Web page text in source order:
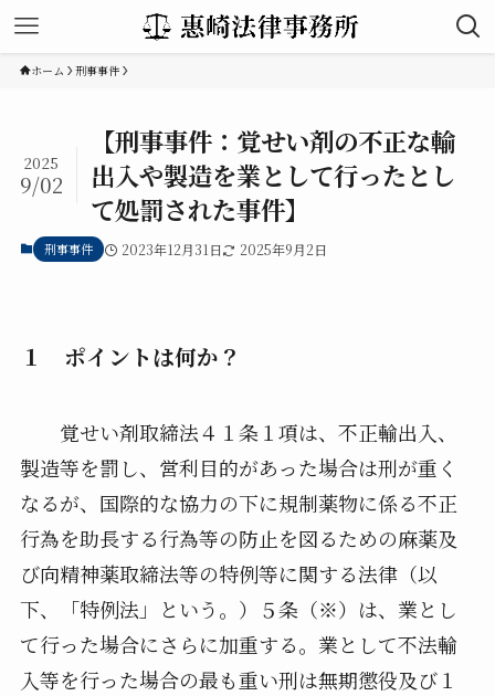
ホーム 刑事事件
【刑事事件：覚せい剤の不正な輸
出入や製造を業として行ったとし
て処罰された事件】
2025
9/02
刑事事件 2023年12月31日 2025年9月2日
１ ポイントは何か？
覚せい剤取締法４１条１項は、不正輸出入、
製造等を罰し、営利目的があった場合は刑が重く
なるが、国際的な協力の下に規制薬物に係る不正
行為を助長する行為等の防止を図るための麻薬及
び向精神薬取締法等の特例等に関する法律（以
下、「特例法」という。）５条（※）は、業とし
て行った場合にさらに加重する。業として不法輸
入等を行った場合の最も重い刑は無期懲役及び１